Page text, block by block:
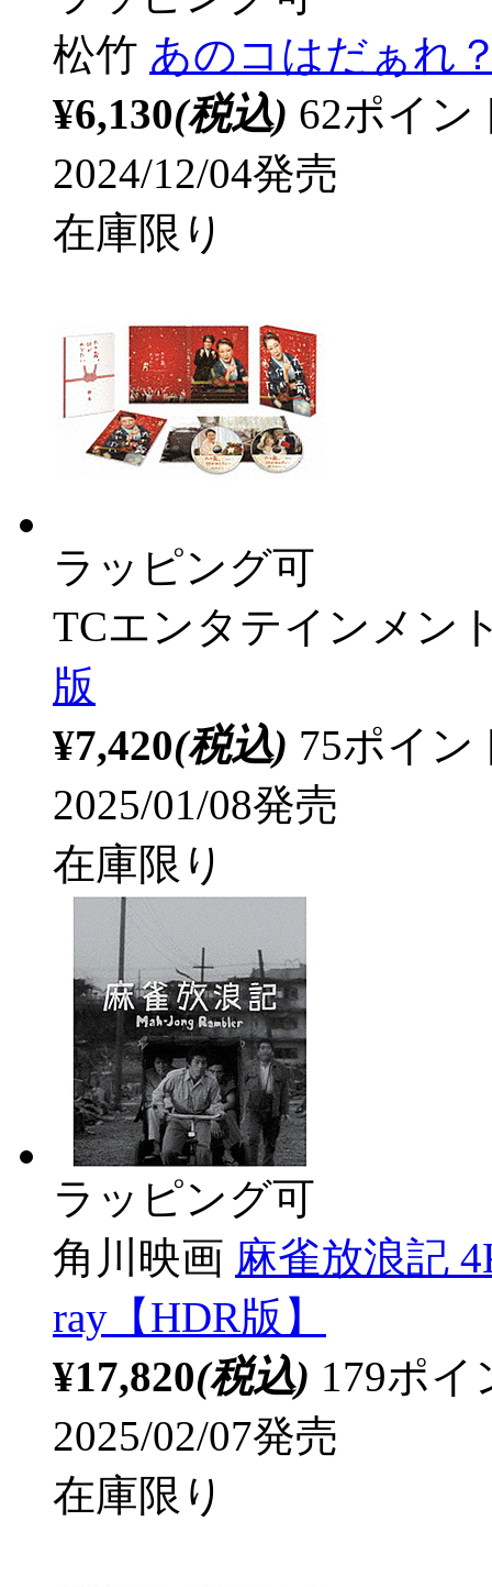
松竹 あのコはだぁれ
¥6,130(税込) 62ポイ
2024/12/04発売
在庫限り
ラッピング可
TCエンタテインメン
版
¥7,420(税込) 75ポイ
2025/01/08発売
在庫限り
ラッピング可
角川映画 麻雀放浪記
ray【HDR版】
¥17,820(税込) 179ポ
2025/02/07発売
在庫限り